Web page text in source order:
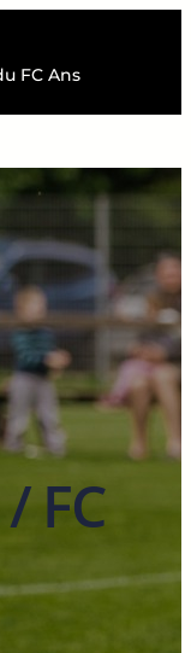
FC Ans
FC